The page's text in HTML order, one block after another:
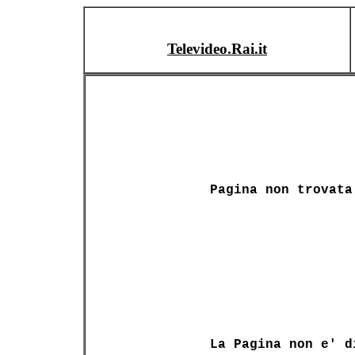
Televideo.Rai.it
Pagina non trovata
La Pagina non e'